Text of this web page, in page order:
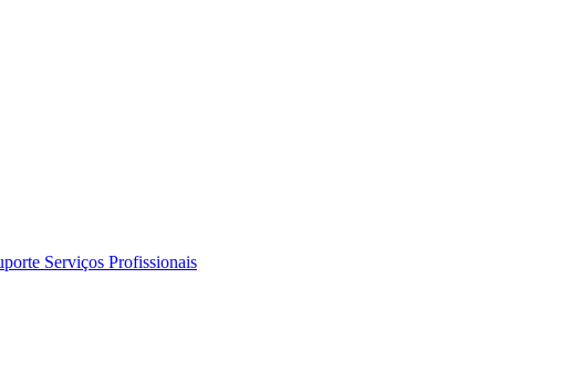
Serviços Profissionais